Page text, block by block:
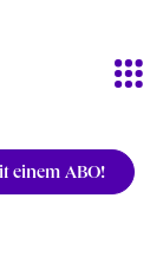
einem ABO!